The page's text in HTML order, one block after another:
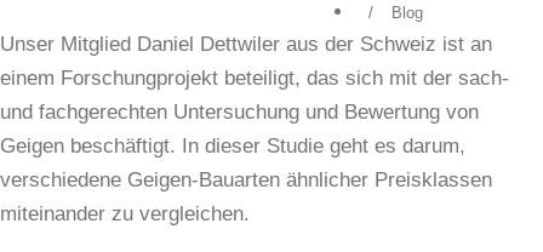
Blog
Unser Mitglied Daniel Dettwiler aus der Schweiz ist an
einem Forschungprojekt beteiligt, das sich mit der sach-
und fachgerechten Untersuchung und Bewertung von
Geigen beschäftigt. In dieser Studie geht es darum,
verschiedene Geigen-Bauarten ähnlicher Preisklassen
miteinander zu vergleichen.